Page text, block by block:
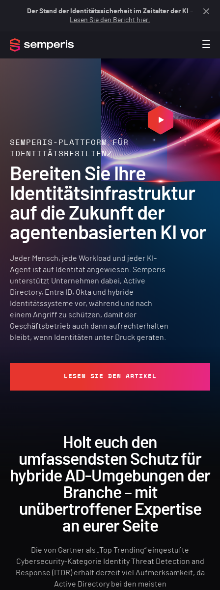
Der Stand der Identitätssicherheit im Zeitalter der KI –
Lesen Sie den Bericht hier.
SEMPERIS-PLATTFORM FÜR
IDENTITÄTSRESILIENZ
Bereiten Sie Ihre
Identitätsinfrastruktur
auf die Zukunft der
agentenbasierten KI vor
Jeder Mensch, jede Workload und jeder KI-
Agent ist auf Identität angewiesen. Semperis
unterstützt Unternehmen dabei, Active
Directory, Entra ID, Okta und hybride
Identitätssysteme vor, während und nach
einem Angriff zu schützen, damit der
Geschäftsbetrieb auch dann aufrechterhalten
bleibt, wenn Identitäten unter Druck geraten.
LESEN SIE DEN ARTIKEL
Holt euch den
umfassendsten Schutz für
hybride AD-Umgebungen der
Branche – mit
unübertroffener Expertise
an eurer Seite
Die von Gartner als „Top Trending“ eingestufte
Cybersecurity-Kategorie Identity Threat Detection and
Response (ITDR) erhält derzeit viel Aufmerksamkeit, da
Active Directory bei den meisten